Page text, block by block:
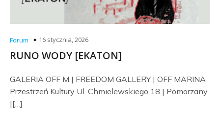
Forum 16 stycznia, 2026
RUNO WODY [EKATON]
GALERIA OFF M | FREEDOM GALLERY | OFF MARINA
Przestrzeń Kultury Ul. Chmielewskiego 18 | Pomorzany
|[…]